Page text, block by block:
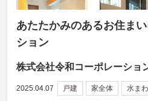
あたたかみのあるお住ま
ション
株式会社令和コーポレーショ
2025.04.07 戸建 家全体 水ま